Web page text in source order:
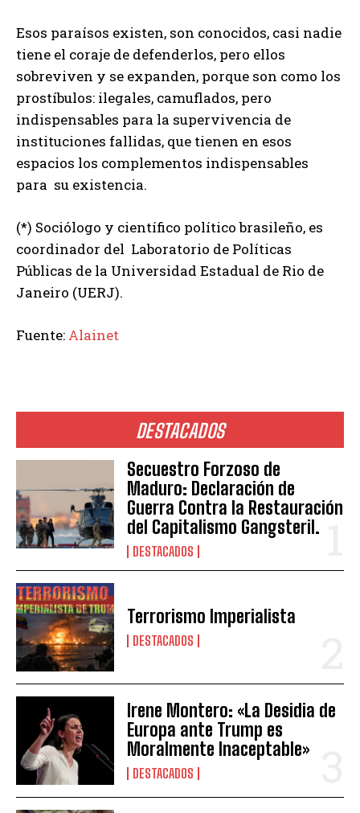
DESTACADOS
Secuestro Forzoso de
Maduro: Declaración de
Guerra Contra la Restauración
del Capitalismo Gangsteril.
DESTACADOS
Terrorismo Imperialista
DESTACADOS
Irene Montero: «La Desidia de
Europa ante Trump es
Moralmente Inaceptable»
DESTACADOS
Esos paraísos existen, son conocidos, casi nadie
tiene el coraje de defenderlos, pero ellos
sobreviven y se expanden, porque son como los
prostíbulos: ilegales, camuflados, pero
indispensables para la supervivencia de
instituciones fallidas, que tienen en esos
espacios los complementos indispensables
para su existencia.
(*) Sociólogo y científico político brasileño, es
coordinador del Laboratorio de Políticas
Públicas de la Universidad Estadual de Rio de
Janeiro (UERJ).
Fuente: Alainet